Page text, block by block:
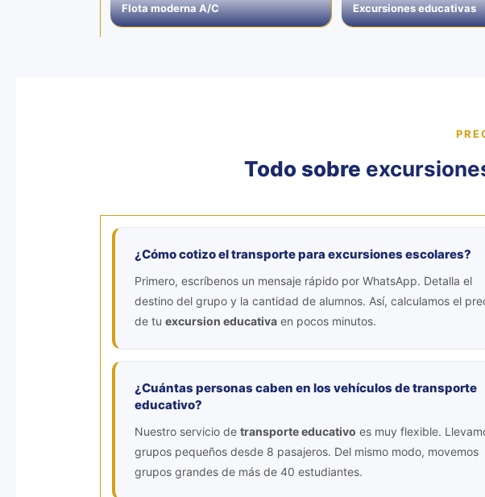
Flota moderna A/C Excursiones educativas
Todo sobre
¿Cómo cotizo el transporte para excursiones escolares?
Primero, escríbenos un mensaje rápido por WhatsApp. Detalla el
destino del grupo y la cantidad de alumnos. Así, calculamos el
de tuexcursion educativa en pocos minutos.
¿Cuántas personas caben en los vehículos de transporte
educativo?
Nuestro servicio detransporte educativo es muy flexible.
grupos pequeños desde 8 pasajeros. Del mismo modo, movemos
grupos grandes de más de 40 estudiantes.